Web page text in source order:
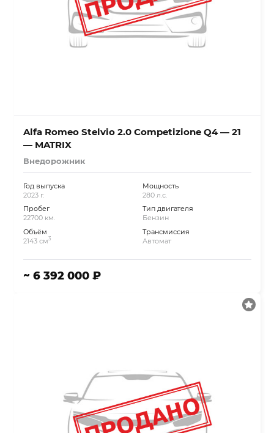
Alfa Romeo Stelvio 2.0 Competizione Q4 — 21
— MATRIX
Внедорожник
Год выпуска
2023 г.
Пробег
22700 км.
Объём
2143 см3
Мощность
280 л.с.
Тип двигателя
Бензин
Трансмиссия
Автомат
~ 6 392 000 ₽